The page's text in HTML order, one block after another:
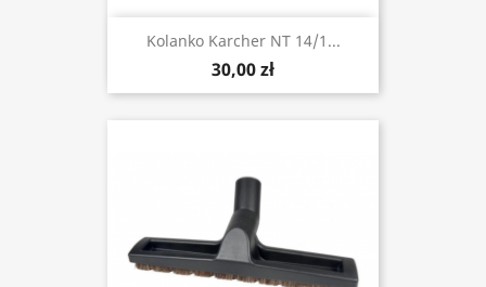
Kolanko Karcher NT 14/1...
30,00 zł